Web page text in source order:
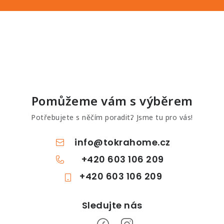
Pomůžeme vám s výběrem
Potřebujete s něčím poradit? Jsme tu pro vás!
info@tokrahome.cz
+420 603 106 209
+420 603 106 209